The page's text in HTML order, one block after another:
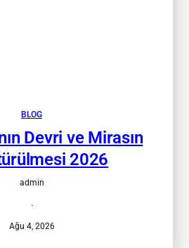
BLOG
Devri ve Mirasın
2026
admin
·
Ağu 4, 2026